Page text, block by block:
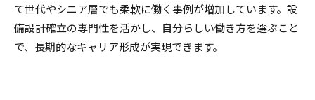
て世代やシニア層でも柔軟に働く事例が増加しています。設
備設計確立の専門性を活かし、自分らしい働き方を選ぶこと
で、長期的なキャリア形成が実現できます。